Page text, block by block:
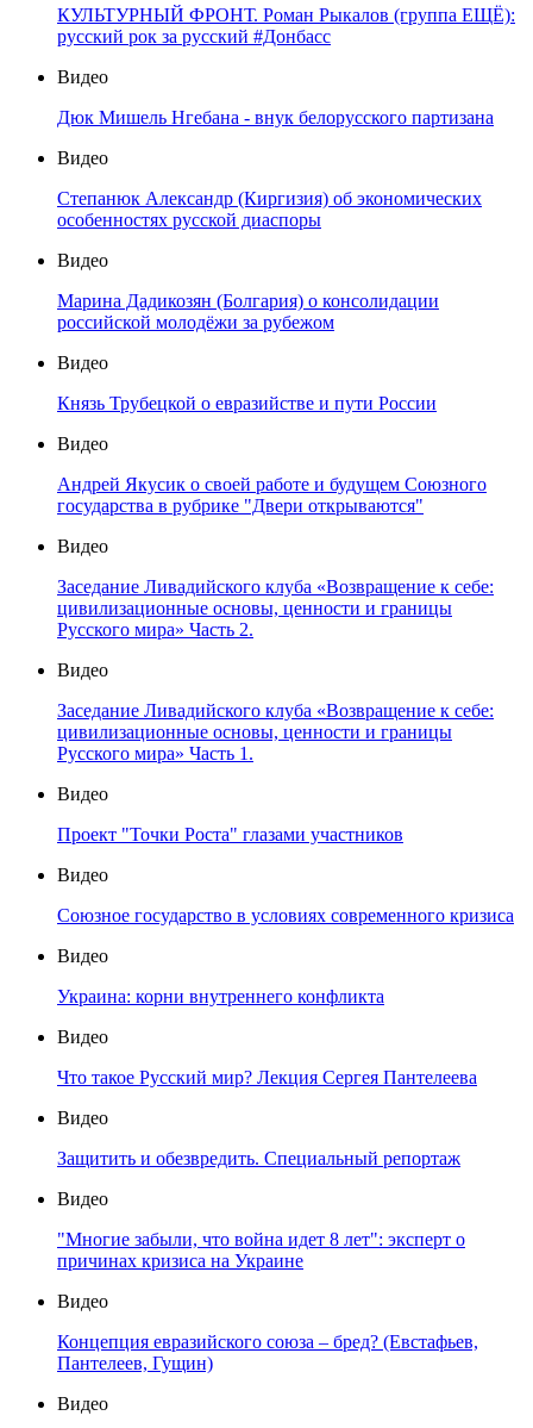
КУЛЬТУРНЫЙ ФРОНТ. Роман Рыкалов (группа ЕЩЁ):
русский рок за русский #Донбасс
Видео
Дюк Мишель Нгебана - внук белорусского партизана
Видео
Степанюк Александр (Киргизия) об экономических
особенностях русской диаспоры
Видео
Марина Дадикозян (Болгария) о консолидации
российской молодёжи за рубежом
Видео
Князь Трубецкой о евразийстве и пути России
Видео
Андрей Якусик о своей работе и будущем Союзного
государства в рубрике "Двери открываются"
Видео
Заседание Ливадийского клуба «Возвращение к себе:
цивилизационные основы, ценности и границы
Русского мира» Часть 2.
Видео
Заседание Ливадийского клуба «Возвращение к себе:
цивилизационные основы, ценности и границы
Русского мира» Часть 1.
Видео
Проект "Точки Роста" глазами участников
Видео
Союзное государство в условиях современного кризиса
Видео
Украина: корни внутреннего конфликта
Видео
Что такое Русский мир? Лекция Сергея Пантелеева
Видео
Защитить и обезвредить. Специальный репортаж
Видео
"Многие забыли, что война идет 8 лет": эксперт о
причинах кризиса на Украине
Видео
Концепция евразийского союза – бред? (Евстафьев,
Пантелеев, Гущин)
Видео